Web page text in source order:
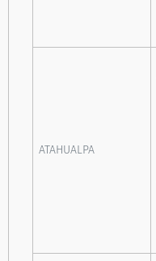
ATAHUALPA